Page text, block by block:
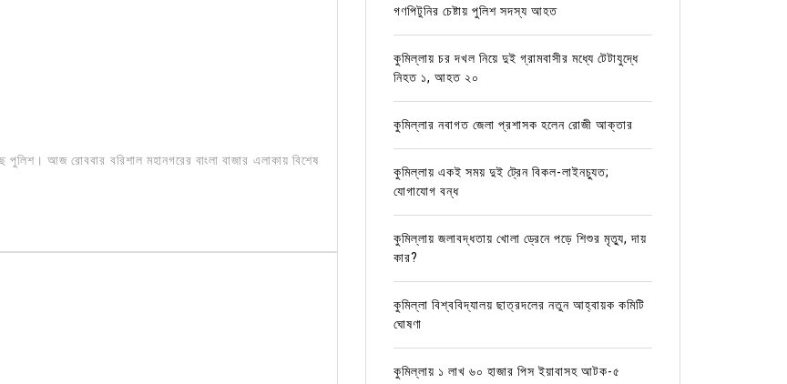
আজ রোববার বরিশাল মহানগরের বাংলা বাজার এলাকায় বিশেষ
গণপিটুনির চেষ্টায় পুলিশ সদস্য আহত
কুমিল্লায় চর দখল নিয়ে দুই গ্রামবাসীর মধ্যে টেটাযুদ্ধে
নিহত ১, আহত ২০
কুমিল্লার নবাগত জেলা প্রশাসক হলেন রোজী আক্তার
কুমিল্লায় একই সময় দুই ট্রেন বিকল-লাইনচ্যুত;
যোগাযোগ বন্ধ
কুমিল্লায় জলাবদ্ধতায় খোলা ড্রেনে পড়ে শিশুর মৃত্যু, দায়
কার?
কুমিল্লা বিশ্ববিদ্যালয় ছাত্রদলের নতুন আহ্বায়ক কমিটি
ঘোষণা
কুমিল্লায় ১ লাখ ৬০ হাজার পিস ইয়াবাসহ আটক-৫